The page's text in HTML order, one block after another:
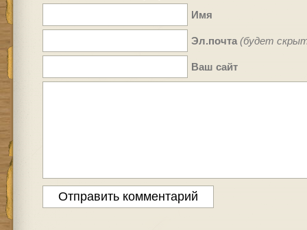
Имя
Эл.почта (будет
Ваш сайт